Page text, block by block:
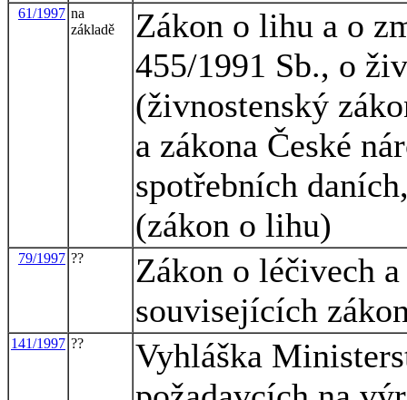
61/1997 na
základě
Zákon o lihu a o
455/1991 Sb., o
(živnostenský
a zákona České
spotřebních
(zákon o lihu)
79/1997 ??
Zákon o léčivech
souvisejících
141/1997 ??
Vyhláška